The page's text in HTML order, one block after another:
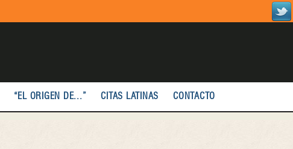
“EL ORIGEN DE...” CITAS LATINAS CONTACTO